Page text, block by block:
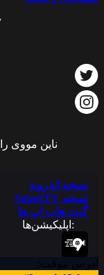
آدرس موقت:
ناین مووی
نسخه اندروید
نسخه SmartTV
گیت هاب اپ ها
:اپلیکیشن‌ها